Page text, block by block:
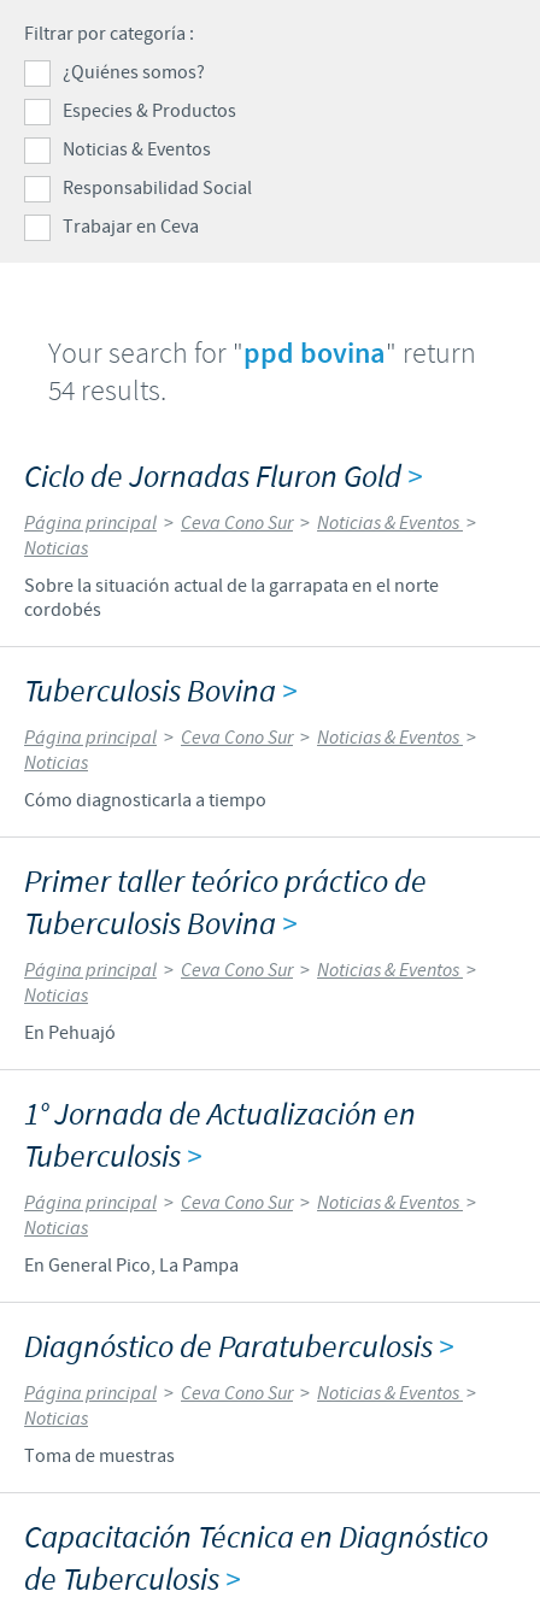
Mundo Ganadero
Mundo Porcino
Nuestro Enfoque en la responsabilidad
Contribuciones
Programas de Apoyo Mundial
Patrocinios Científicos
TRABAJAR EN CEVA
Si querés trabajar con nosotros
Filtrar por categoría :
¿Quiénes somos?
Especies & Productos
Noticias & Eventos
Responsabilidad Social
Trabajar en Ceva
Your search for "ppd bovina" return
54 results.
Ciclo de Jornadas Fluron Gold>
Página principal > Ceva Cono Sur > Noticias & Eventos >
Noticias
Sobre la situación actual de la garrapata en el norte
cordobés
Tuberculosis Bovina >
Página principal > Ceva Cono Sur > Noticias & Eventos >
Noticias
Cómo diagnosticarla a tiempo
Primer taller teórico práctico de
Tuberculosis Bovina >
Página principal > Ceva Cono Sur > Noticias & Eventos >
Noticias
En Pehuajó
1° Jornada de Actualización en
Tuberculosis>
Página principal > Ceva Cono Sur > Noticias & Eventos >
Noticias
En General Pico, La Pampa
Diagnóstico de Paratuberculosis>
Página principal > Ceva Cono Sur > Noticias & Eventos >
Noticias
Toma de muestras
Capacitación Técnica en Diagnóstico
de Tuberculosis>